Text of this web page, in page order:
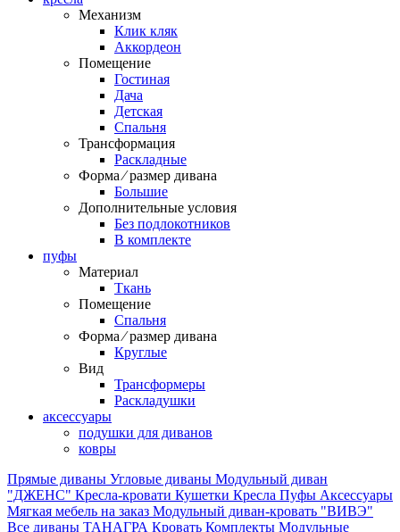
Механизм
Клик кляк
Аккордеон
Помещение
Гостиная
Дача
Детская
Спальня
Трансформация
Раскладные
Форма ⁄ размер дивана
Большие
Дополнительные условия
Без подлокотников
В комплекте
пуфы
Материал
Ткань
Помещение
Спальня
Форма ⁄ размер дивана
Круглые
Вид
Трансформеры
Раскладушки
аксессуары
подушки для диванов
ковры
Прямые диваны Угловые диваны Модульный диван
"ДЖЕНС" Кресла-кровати Кушетки Кресла Пуфы Аксессуары
Мягкая мебель на заказ Модульный диван-кровать "ВИВЭ"
Все диваны ТАНАГРА Кровать Комплекты Модульные